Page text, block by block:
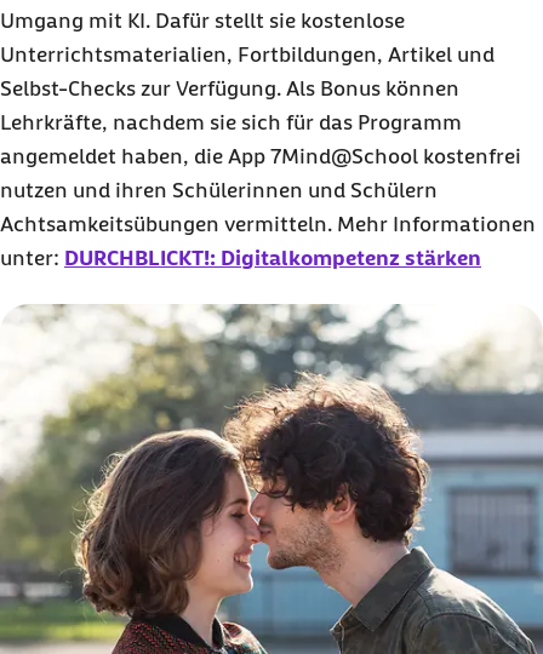
Umgang mit KI. Dafür stellt sie kostenlose
Unterrichtsmaterialien, Fortbildungen, Artikel und
Selbst-Checks zur Verfügung. Als Bonus können
Lehrkräfte, nachdem sie sich für das Programm
angemeldet haben, die App 7Mind@School kostenfrei
nutzen und ihren Schülerinnen und Schülern
Achtsamkeitsübungen vermitteln. Mehr Informationen
unter: DURCHBLICKT!: Digitalkompetenz stärken